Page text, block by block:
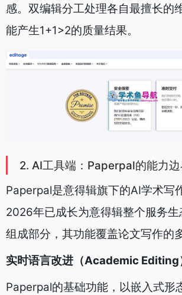
感。双编辑分工处理各自最擅长的
能产生1+1>2的质量结果。
2. AI工具端：Paperpal的能力
Paperpal是意得辑旗下的AI学术写
2026年已成长为意得辑整个服务
组成部分，其功能覆盖论文写作的
实时语言改进（Academic Editing
Paperpal的基础功能，以嵌入式形